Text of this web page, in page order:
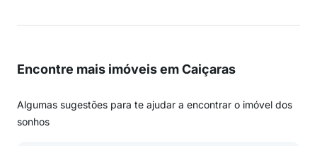
Encontre mais imóveis em Caiçaras
Algumas sugestões para te ajudar a encontrar o imóvel dos
sonhos